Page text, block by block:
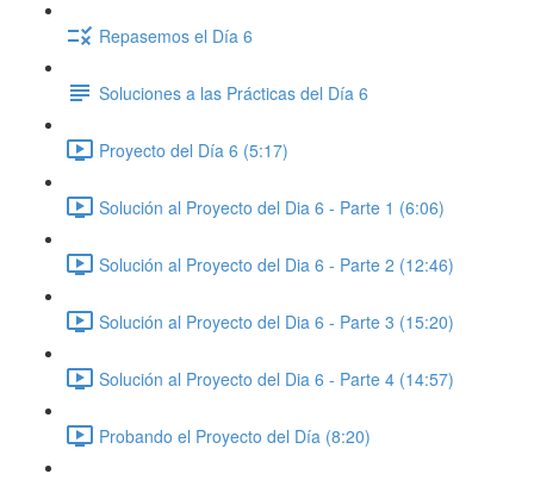
Repasemos el Día 6
Soluciones a las Prácticas del Día 6
Proyecto del Día 6 (5:17)
Solución al Proyecto del Dia 6 - Parte 1 (6:06)
Solución al Proyecto del Dia 6 - Parte 2 (12:46)
Solución al Proyecto del Dia 6 - Parte 3 (15:20)
Solución al Proyecto del Dia 6 - Parte 4 (14:57)
Probando el Proyecto del Día (8:20)